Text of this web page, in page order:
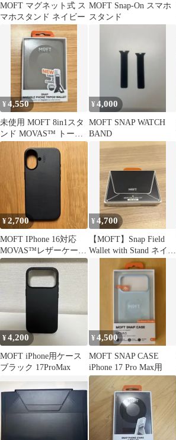
MOFT マグネット式 ス
マホスタンド ネイビー
MOFT Snap-On スマホ
スタンド
¥4,550
未使用 MOFT 8in1スタ
ンド MOVAS™ トープ
カードケース付
¥4,000
MOFT SNAP WATCH
BAND
¥2,700
MOFT IPhone 16対応
MOVAS™レザーケース
ジェットブラック
¥4,700
【MOFT】Snap Field
Wallet with Stand ネイビ
¥4,200
MOFT iPhone用ケース
ブラック 17ProMax
¥4,500
MOFT SNAP CASE
iPhone 17 Pro Max用